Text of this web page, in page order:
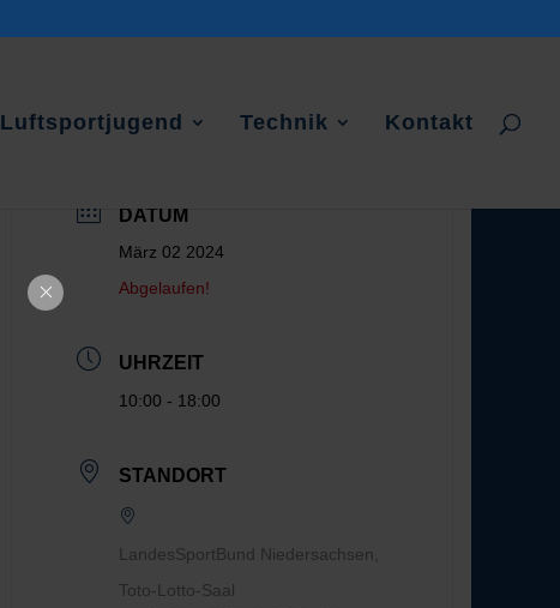
Luftsportjugend Technik Kontakt
DATUM
März 02 2024
Abgelaufen!
UHRZEIT
10:00 - 18:00
STANDORT
LandesSportBund Niedersachsen,
Toto-Lotto-Saal